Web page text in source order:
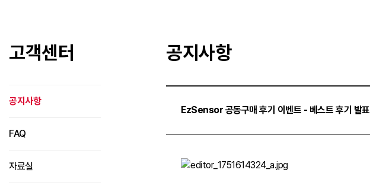
고객센터
공지사항
FAQ
자료실
공지사항
EzSensor 공동구매 후기 이벤트 - 베스트 후기 발표